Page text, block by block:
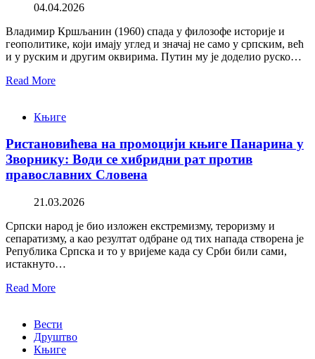
04.04.2026
Владимир Кршљанин (1960) спада у филозофе историје и
геополитике, који имају углед и значај не само у српским, већ
и у руским и другим оквирима. Путин му је доделио руско…
Read More
Књиге
Ристановићева на промоцији књиге Панарина у
Зворнику: Води се хибридни рат против
православних Словена
21.03.2026
Српски народ је био изложен екстремизму, тероризму и
сепаратизму, а као резултат одбране од тих напада створена је
Република Српска и то у вријеме када су Срби били сами,
истакнуто…
Read More
Вести
Друштво
Књиге